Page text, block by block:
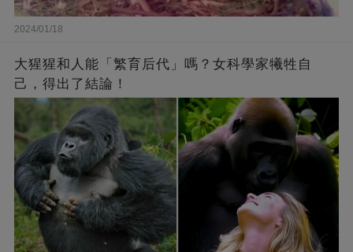
2024/01/18
大猩猩和人能「繁育后代」嗎？女科學家犧牲自
己，得出了結論！